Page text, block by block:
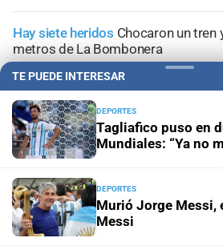
Hay siete heridos Chocaron un tren
metros de La Bombonera
TribunalesPrisión preventiva para
acusados por un brutal asalto
Santa Fe
+Información General
TE PUEDE INTERESAR
DEPORTES
Tagliafico puso en
Mundiales: “Ya no
DEPORTES
Murió Jorge Messi,
Messi